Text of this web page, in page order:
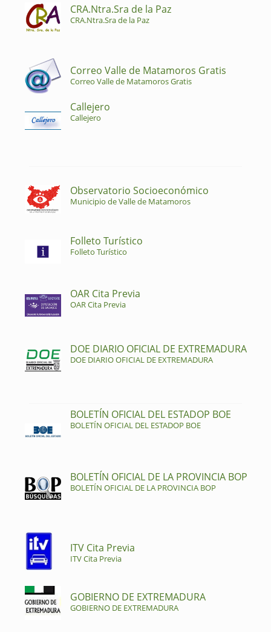
CRA.Ntra.Sra de la Paz
CRA.Ntra.Sra de la Paz
Correo Valle de Matamoros Gratis
Correo Valle de Matamoros Gratis
Callejero
Callejero
Observatorio Socioeconómico
Municipio de Valle de Matamoros
Folleto Turístico
Folleto Turístico
OAR Cita Previa
OAR Cita Previa
DOE DIARIO OFICIAL DE EXTREMADURA
DOE DIARIO OFICIAL DE EXTREMADURA
BOLETÍN OFICIAL DEL ESTADOP BOE
BOLETÍN OFICIAL DEL ESTADOP BOE
BOLETÍN OFICIAL DE LA PROVINCIA BOP
BOLETÍN OFICIAL DE LA PROVINCIA BOP
ITV Cita Previa
ITV Cita Previa
GOBIERNO DE EXTREMADURA
GOBIERNO DE EXTREMADURA